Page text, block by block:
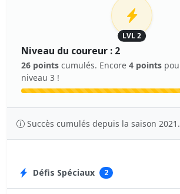
LVL 2
Niveau du coureur : 2
26 points cumulés. Encore 4 points
niveau 3 !
Succès cumulés depuis la saison 2021.
Défis Spéciaux 2